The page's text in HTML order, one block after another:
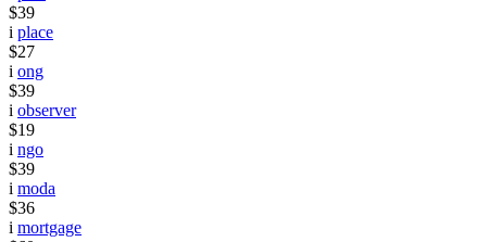
$39
i place
$27
i ong
$39
i observer
$19
i ngo
$39
i moda
$36
i mortgage